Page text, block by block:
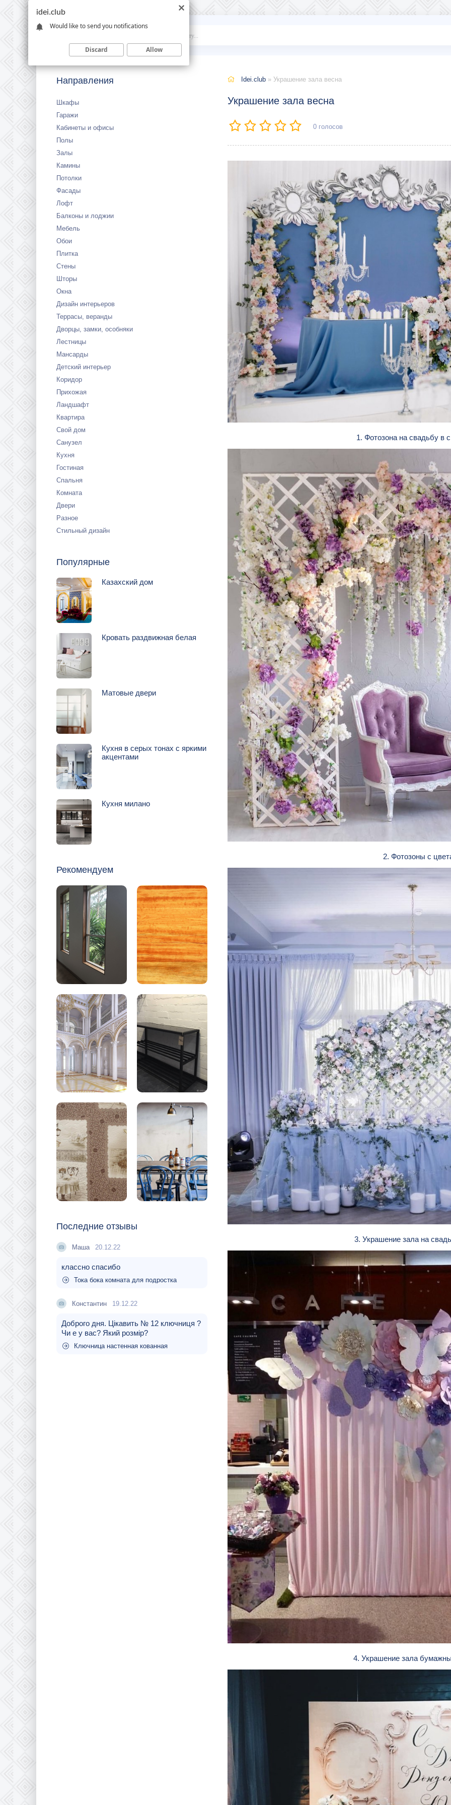
Idei
Направления
Шкафы
Гаражи
Кабинеты и офисы
Полы
Залы
Камины
Потолки
Фасады
Лофт
Балконы и лоджии
Мебель
Обои
Плитка
Стены
Шторы
Окна
Дизайн интерьеров
Террасы, веранды
Дворцы, замки, особняки
Лестницы
Мансарды
Детский интерьер
Коридор
Прихожая
Ландшафт
Квартира
Свой дом
Санузел
Кухня
Гостиная
Спальня
Комната
Двери
Разное
Стильный дизайн
Популярные
Казахский дом
Кровать раздвижная белая
Матовые двери
Кухня в серых тонах с яркими
акцентами
Кухня милано
Рекомендуем
Последние отзывы
Маша 20.12.22
классно спасибо
Тока бока комната для подростка
Константин 19.12.22
Доброго дня. Цікавить № 12 ключниця ?
Чи е у вас? Який розмір?
Ключница настенная кованная
Idei.club » Украшение зала весна
Украшение зала весна
0 голосов
1. Фотозона на свадьбу в
2. Фотозоны с
3. Украшение зала на
4. Украшение зала
idei.club
Would like to send you notifications
Discard Allow